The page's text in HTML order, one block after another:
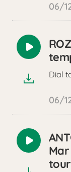
06/
audio
Dial
06/
audio